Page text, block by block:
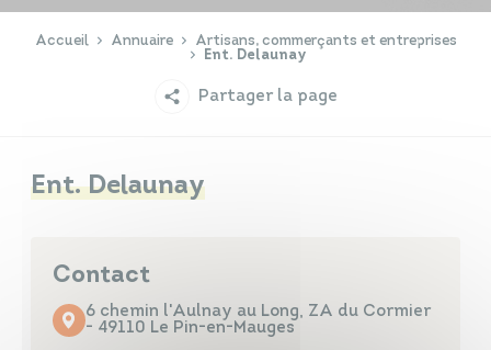
Accueil Annuaire
Artisans, commerçants et entreprises
Ent. Delaunay
Partager la page
Ent. Delaunay
Contact
6 chemin l'Aulnay au Long, ZA du Cormier
- 49110 Le Pin-en-Mauges
Annuaires